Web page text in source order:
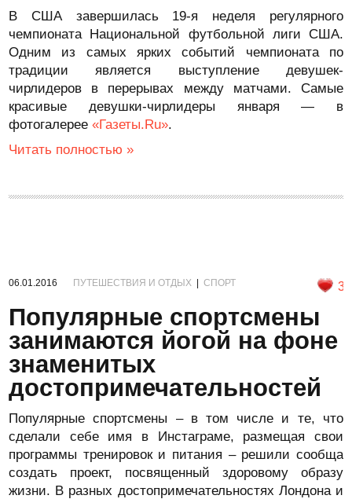
В США завершилась 19-я неделя регулярного
чемпионата Национальной футбольной лиги США.
Одним из самых ярких событий чемпионата по
традиции является выступление девушек-
чирлидеров в перерывах между матчами. Самые
красивые девушки-чирлидеры января — в
фотогалерее«Газеты.Ru».
Читать полностью »
06.01.2016 ПУТЕШЕСТВИЯ И ОТДЫХ |СПОРТ 3
Популярные спортсмены
занимаются йогой на фоне
знаменитых
достопримечательностей
Популярные спортсмены – в том числе и те, что
сделали себе имя в Инстаграме, размещая свои
программы тренировок и питания – решили сообща
создать проект, посвященный здоровому образу
жизни. В разных достопримечательностях Лондона и